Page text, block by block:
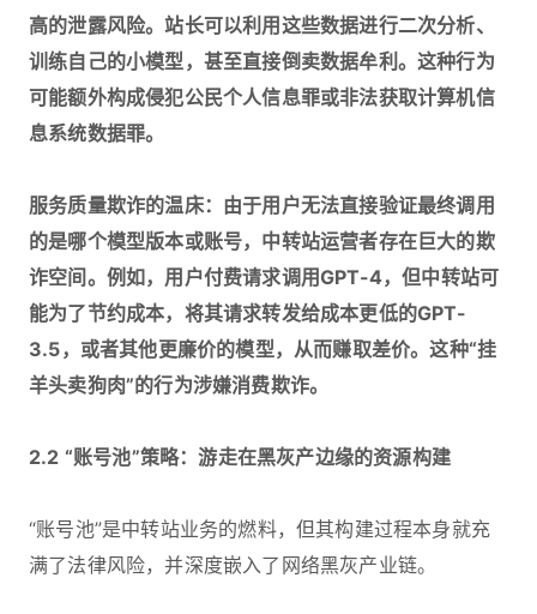
高的泄露风险。站长可以利用这些数据进行二次分析、
训练自己的小模型，甚至直接倒卖数据牟利。这种行为
可能额外构成侵犯公民个人信息罪或非法获取计算机信
息系统数据罪。
服务质量欺诈的温床：由于用户无法直接验证最终调用
的是哪个模型版本或账号，中转站运营者存在巨大的欺
诈空间。例如，用户付费请求调用GPT-4，但中转站可
能为了节约成本，将其请求转发给成本更低的GPT-
3.5，或者其他更廉价的模型，从而赚取差价。这种“挂
羊头卖狗肉”的行为涉嫌消费欺诈。
2.2 “账号池”策略：游走在黑灰产边缘的资源构建
“账号池”是中转站业务的燃料，但其构建过程本身就充
满了法律风险，并深度嵌入了网络黑灰产业链。